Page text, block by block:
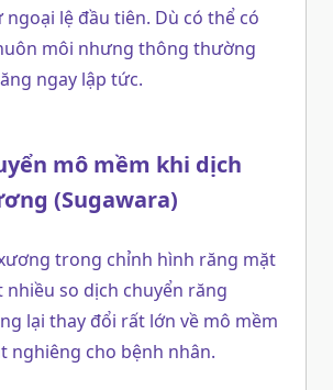
lệ đầu tiên. Dù có thể có
môi nhưng thông thường
ngay lập tức.
mô mềm khi dịch
(Sugawara)
trong chỉnh hình răng mặt
so dịch chuyển răng
lại thay đổi rất lớn về mô mềm
nghiêng cho bệnh nhân.